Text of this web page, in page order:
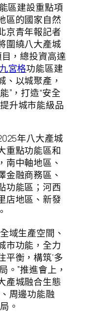
區建設重點項
區的國家自然
京青年報記者
圍繞八大產城
，總投資高達
九宮格功能區建
、以城聚產，
”，打造“安全
升城市能級品
年八大產城
重點功能區和
南中軸地區、
金融商務區、
功能區；河西
店地區、新發
域生產空間、
市功能，全力
平衡，構筑‘多
。”推進會上，
產城融合生態
周邊功能融
。